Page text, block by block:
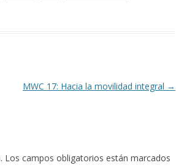
MWC 17: Hacia la movilidad integral →
Los campos obligatorios están marcados